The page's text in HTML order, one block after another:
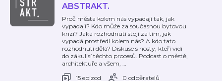
ABSTRAKT.
Proč města kolem nás vypadají tak, jak
vypadají? Kdo může za současnou bytovou
krizi? Jaká rozhodnutí stojí za tím, jak
vypadá prostředí kolem nás? A kdo tato
rozhodnutí dělá? Diskuse s hosty, kteří vidí
do zákulisí těchto procesů. Podcast o městě,
architektuře a všem, …
15 epizod
0 odběratelů